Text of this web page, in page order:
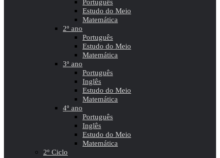
Português
Estudo do Meio
Matemática
2º ano
Português
Estudo do Meio
Matemática
3º ano
Português
Inglês
Estudo do Meio
Matemática
4º ano
Português
Inglês
Estudo do Meio
Matemática
2º Ciclo